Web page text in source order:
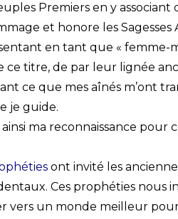
Premiers en y
et honore les Sagesses
en tant que « femme-
ce titre, de par leur lignée
ce que mes aînés m’ont
je guide.
ma reconnaissance pour
ont invité les
Ces prophéties nous
vers un monde meilleur pour